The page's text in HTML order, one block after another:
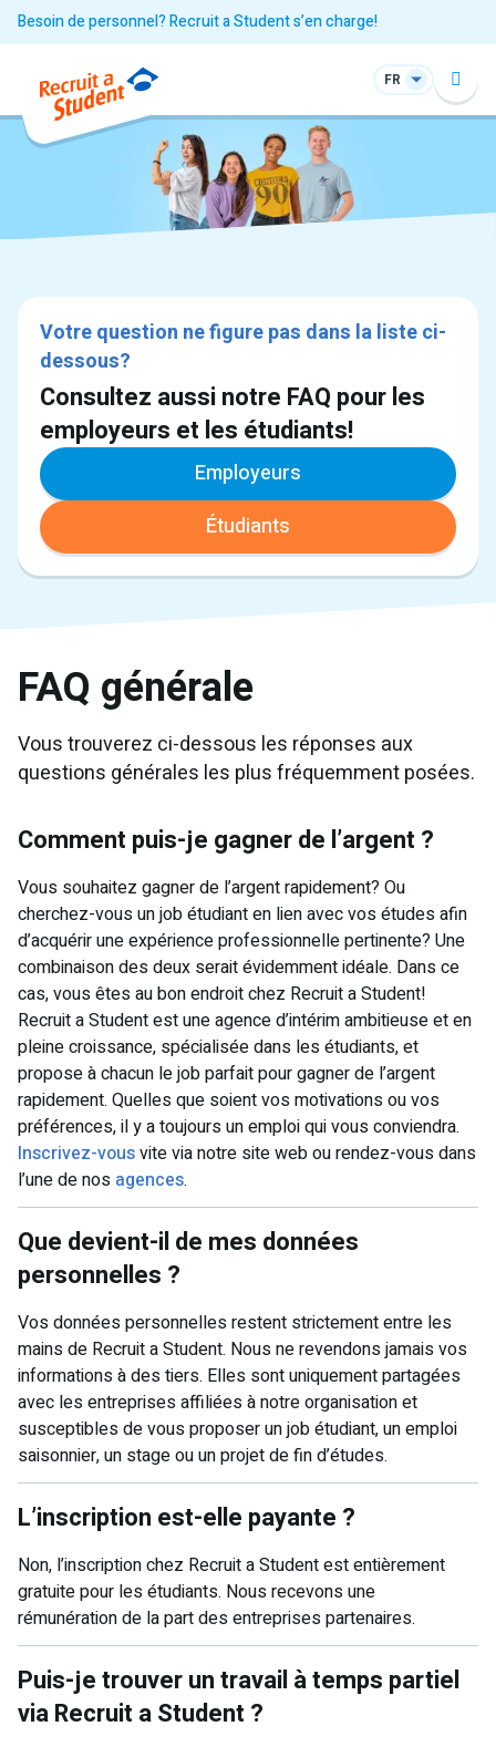
Besoin de personnel? Recruit a Student s’en charge!
FR
Votre question ne figure pas dans la liste ci-
dessous?
Consultez aussi notre FAQ pour les
employeurs et les étudiants!
Employeurs
Étudiants
FAQ générale
Vous trouverez ci-dessous les réponses aux
questions générales les plus fréquemment posées.
Comment puis-je gagner de l’argent ?
Vous souhaitez gagner de l’argent rapidement? Ou
cherchez-vous un job étudiant en lien avec vos études afin
d’acquérir une expérience professionnelle pertinente? Une
combinaison des deux serait évidemment idéale. Dans ce
cas, vous êtes au bon endroit chez Recruit a Student!
Recruit a Student est une agence d’intérim ambitieuse et en
pleine croissance, spécialisée dans les étudiants, et
propose à chacun le job parfait pour gagner de l’argent
rapidement. Quelles que soient vos motivations ou vos
préférences, il y a toujours un emploi qui vous conviendra.
Inscrivez-vousvite via notre site web ou rendez-vous dans
l’une de nos agences.
Que devient-il de mes données
personnelles ?
Vos données personnelles restent strictement entre les
mains de Recruit a Student. Nous ne revendons jamais vos
informations à des tiers. Elles sont uniquement partagées
avec les entreprises affiliées à notre organisation et
susceptibles de vous proposer un job étudiant, un emploi
saisonnier, un stage ou un projet de fin d’études.
L’inscription est-elle payante ?
Non, l’inscription chez Recruit a Student est entièrement
gratuite pour les étudiants. Nous recevons une
rémunération de la part des entreprises partenaires.
Puis-je trouver un travail à temps partiel
via Recruit a Student ?